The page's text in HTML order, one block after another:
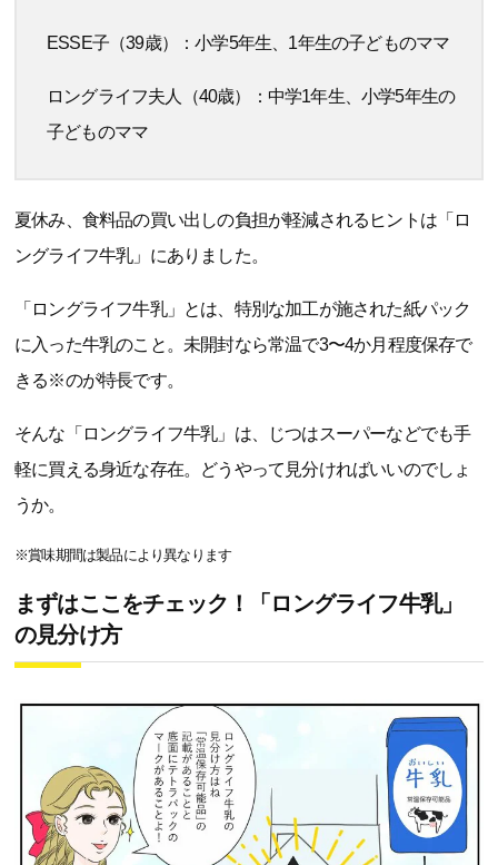
ESSE子（39歳）：小学5年生、1年生の子どものママ
ロングライフ夫人（40歳）：中学1年生、小学5年生の
子どものママ
夏休み、食料品の買い出しの負担が軽減されるヒントは「ロ
ングライフ牛乳」にありました。
「ロングライフ牛乳」とは、特別な加工が施された紙パック
に入った牛乳のこと。未開封なら常温で3〜4か月程度保存で
きる※のが特長です。
そんな「ロングライフ牛乳」は、じつはスーパーなどでも手
軽に買える身近な存在。どうやって見分ければいいのでしょ
うか。
※賞味期間は製品により異なります
まずはここをチェック！「ロングライフ牛乳」
の見分け方